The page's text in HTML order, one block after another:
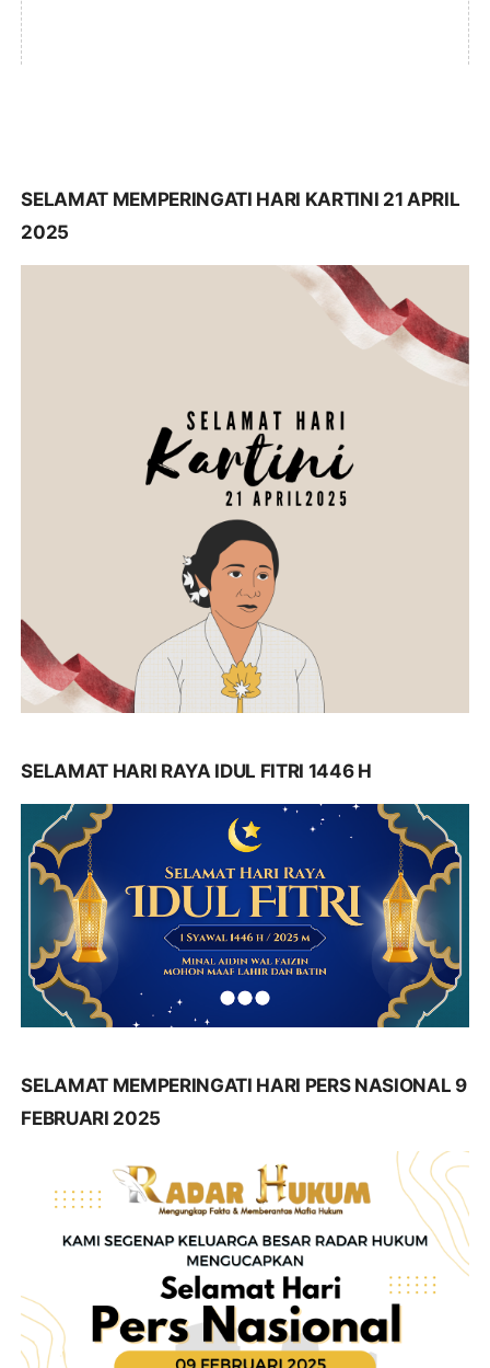
SELAMAT MEMPERINGATI HARI KARTINI 21 APRIL
2025
SELAMAT HARI RAYA IDUL FITRI 1446 H
SELAMAT MEMPERINGATI HARI PERS NASIONAL 9
FEBRUARI 2025